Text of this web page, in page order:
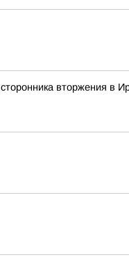
вторжения в